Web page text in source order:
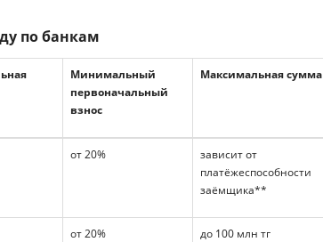
по банкам
Минимальный
первоначальный
взнос
Максимальная сумма
от 20%
зависит от
платёжеспособности
заёмщика**
от 20% до 100 млн тг